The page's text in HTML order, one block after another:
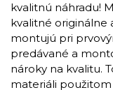
kvalitnú náhradu!
kvalitné originálne
montujú pri
predávané a
nároky na kvalitu.
materiáli